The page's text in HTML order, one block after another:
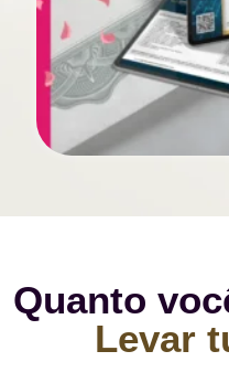
Quanto
Levar